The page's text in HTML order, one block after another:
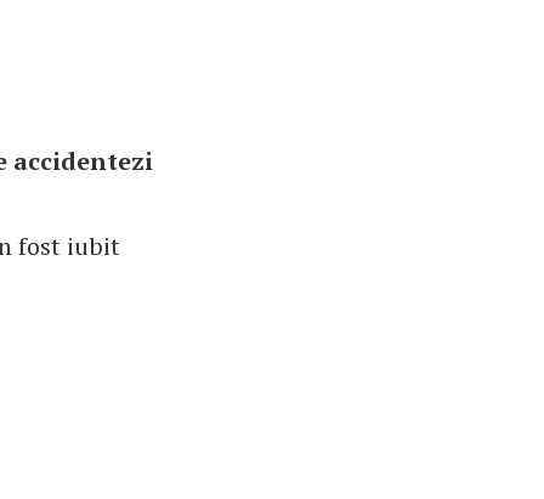
accidentezi
fost iubit